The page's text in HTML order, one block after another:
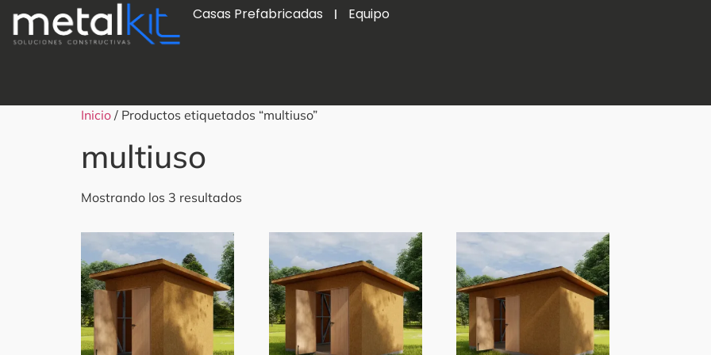
Casas Prefabricadas Equipo
Inicio / Productos etiquetados “multiuso”
multiuso
Mostrando los 3 resultados